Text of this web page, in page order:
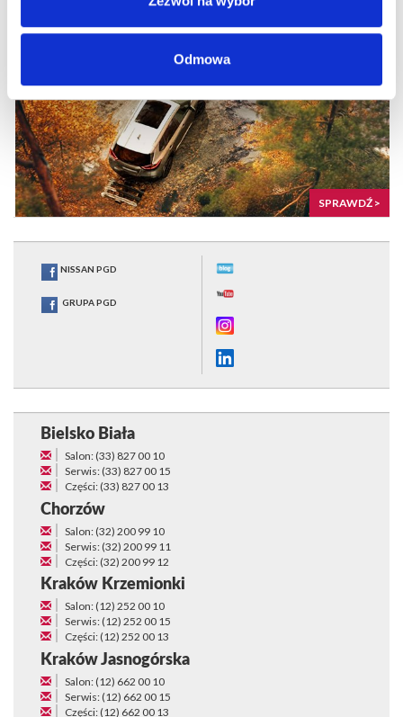
Odmowa
SPRAWDŹ >
NISSAN PGD
GRUPA PGD
Bielsko Biała
Salon: (33) 827 00 10
Serwis: (33) 827 00 15
Części: (33) 827 00 13
Chorzów
Salon: (32) 200 99 10
Serwis: (32) 200 99 11
Części: (32) 200 99 12
Kraków Krzemionki
Salon: (12) 252 00 10
Serwis: (12) 252 00 15
Części: (12) 252 00 13
Kraków Jasnogórska
Salon: (12) 662 00 10
Serwis: (12) 662 00 15
Części: (12) 662 00 13